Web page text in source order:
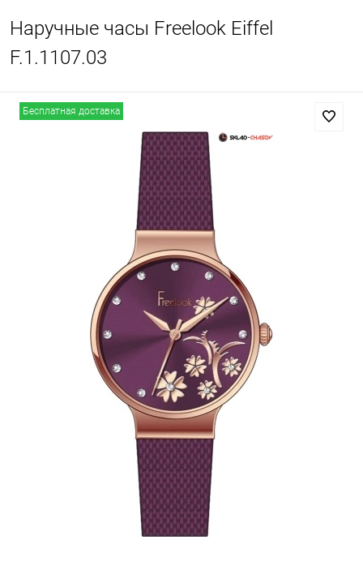
Наручные часы Freelook Eiffel
F.1.1107.03
Бесплатная доставка